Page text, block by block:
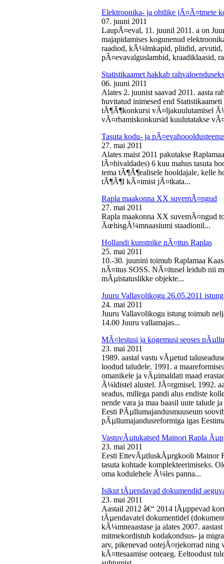
Elektroonika- ja ohtlike jÃ¤Ã¤tmete
07. juuni 2011
LaupÃ¤eval, 11. juunil 2011. a on
majapidamises kogunenud
raadiod, kÃ¼lmkapid, pliidid,
pÃ¤evavalguslambid, kraadiklaasid,
Statistikaamet hakkab
06. juuni 2011
Alates 2. juunist saavad 2011. aasta
huvitatud inimesed end
tÃ¶Ã¶konkursi vÃ¤ljakuulutamisel
vÃ¤rbamiskonkursid kuulutatakse
Tasuta kodu- ja
27. mai 2011
Alates maist 2011 pakutakse
lÃ¤hivaldades) 6 kuu mahus tasuta
tema tÃ¶Ã¶ealisele hooldajale, kelle
tÃ¶Ã¶l kÃ¤imist jÃ¤tkata...
Rapla maakonna XX suvemÃ¤ngud
27. mai 2011
Rapla maakonna XX suvemÃ¤ngud
ÃœhisgÃ¼mnaasiumi staadionil...
Hollandi kunstnike nÃ¤itus Raplas
25. mai 2011
10.-30. juunini toimub Raplamaa
nÃ¤itus SOSS. NÃ¤itusel leidub nii
mÃµistatuslikke objekte...
Juuru Vallavolikogu 26.05.2011 istung
24. mai 2011
Juuru Vallavolikogu istung toimub
14.00 Juuru vallamajas...
MÃ¤lestusi ja kogemusi seoses
23. mai 2011
1989. aastal vastu vÃµetud
loodud taludele. 1991. a
omanikele ja vÃµimaldati maad
Ã¼ldistel alustel. JÃ¤rgmisel, 1992.
seadus, millega pandi alus endiste
nende vara ja maa baasil uute talude
Eesti PÃµllumajandusmuuseum
pÃµllumajandusreformiga igas
VastuvÃµtukatsed Mainori Rapla
23. mai 2011
Eesti EttevÃµtluskÃµrgkooli Mainor
tasuta kohtade komplekteerimiseks.
oma kodulehele Ã¼les panna...
Isikut tÃµendavad dokumendid
23. mai 2011
Aastail 2012 â€“ 2014 lÃµppevad
tÃµendavatel dokumentidel
kÃ¼mneaastase ja alates 2007.
mitmekordistub kodakondsus- ja
arv, pikenevad ootejÃ¤rjekorrad ning
kÃ¤ttesaamise ooteaeg. Eeltoodust